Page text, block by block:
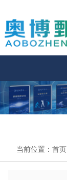
当前位置： 首页